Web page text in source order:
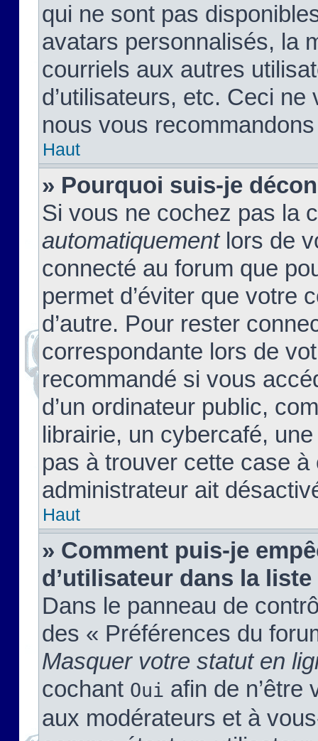
qui ne sont pas
avatars personnalisés, la
courriels aux autres
d’utilisateurs, etc. Ceci
nous vous
Haut
» Pourquoi suis-je
Si vous ne cochez pas la
automatiquementlors de
connecté au forum que
permet d’éviter que votre
d’autre. Pour rester
correspondante lors de
recommandé si vous
d’un ordinateur public,
librairie, un cybercafé,
pas à trouver cette case à
administrateur ait
Haut
» Comment puis-je
d’utilisateur dans la
Dans le panneau de
des « Préférences du
Masquer votre statut en
cochant Oui afin de n’être
aux modérateurs et à